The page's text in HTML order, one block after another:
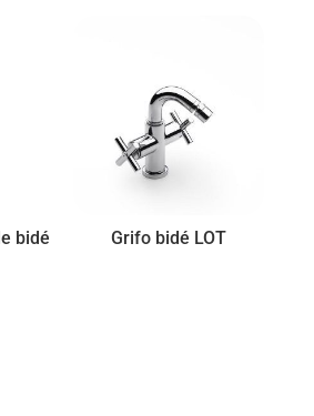
bidé
Grifo bidé LOT